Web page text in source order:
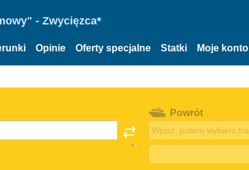
- Zwycięzca*
Opinie Oferty specjalne Statki Moje konto
Powrót